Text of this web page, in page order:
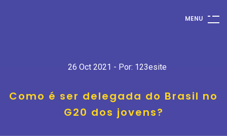
MENU
26 Oct 2021 - Por: 123esite
Como é ser delegada do Brasil no
G20 dos jovens?